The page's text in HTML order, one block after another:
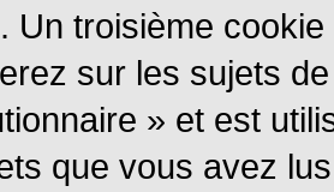
Un troisième
sur les sujets
» et est
que vous avez